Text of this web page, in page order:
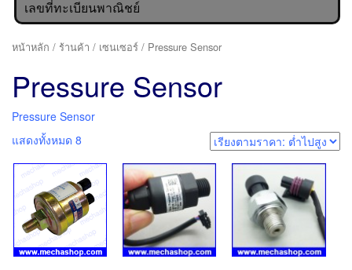
เลขที่ทะเบียนพาณิชย์
หน้าหลัก / ร้านค้า / เซนเซอร์ / Pressure Sensor
Pressure Sensor
Pressure Sensor
แสดงทั้งหมด 8